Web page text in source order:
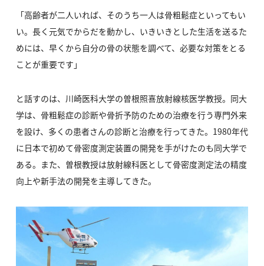
「高齢者が二人いれば、そのうち一人は骨粗鬆症といってもい
い。長く元気でからだを動かし、いきいきとした生活を送るた
めには、早くから自分の骨の状態を調べて、必要な対策をとる
ことが重要です」
と話すのは、川崎医科大学の曽根照喜放射線核医学教授。同大
学は、骨粗鬆症の診断や骨折予防のための治療を行う専門外来
を設け、多くの患者さんの診断と治療を行ってきた。1980年代
に日本で初めて骨密度測定装置の開発を手がけたのも同大学で
ある。また、曽根教授は放射線科医として骨密度測定法の精度
向上や新手法の開発を主導してきた。